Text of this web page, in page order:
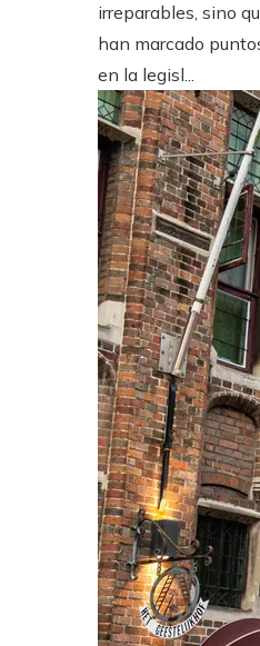
irreparables, sino
han marcado
en la legisl...